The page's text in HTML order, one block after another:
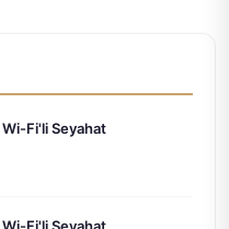
Fi'li Seyahat